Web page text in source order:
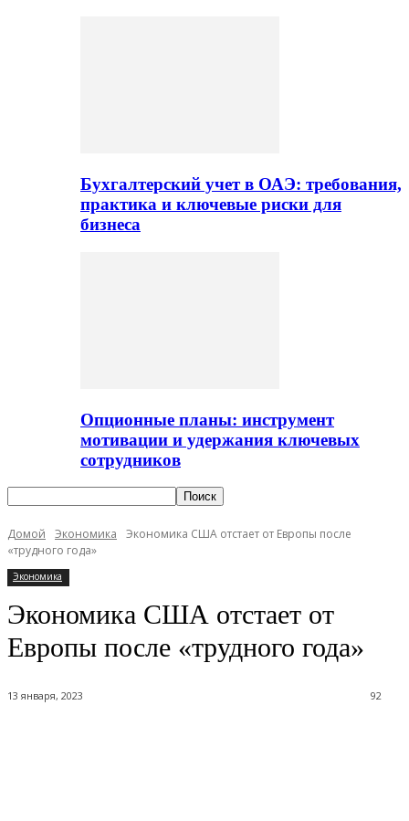
Бухгалтерский учет в ОАЭ: требования,
практика и ключевые риски для
бизнеса
Опционные планы: инструмент
мотивации и удержания ключевых
сотрудников
Домой Экономика
Экономика США отстает от Европы после
«трудного года»
Экономика
Экономика США отстает от
Европы после «трудного года»
13 января, 2023 92